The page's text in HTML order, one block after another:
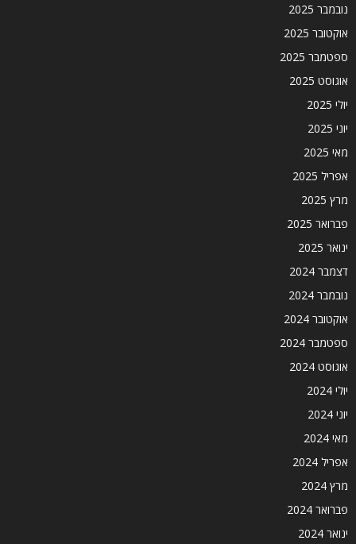
נובמבר 2025
אוקטובר 2025
ספטמבר 2025
אוגוסט 2025
יולי 2025
יוני 2025
מאי 2025
אפריל 2025
מרץ 2025
פברואר 2025
ינואר 2025
דצמבר 2024
נובמבר 2024
אוקטובר 2024
ספטמבר 2024
אוגוסט 2024
יולי 2024
יוני 2024
מאי 2024
אפריל 2024
מרץ 2024
פברואר 2024
ינואר 2024